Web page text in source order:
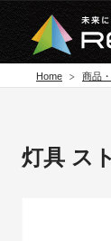
Home 商品
灯具 ス